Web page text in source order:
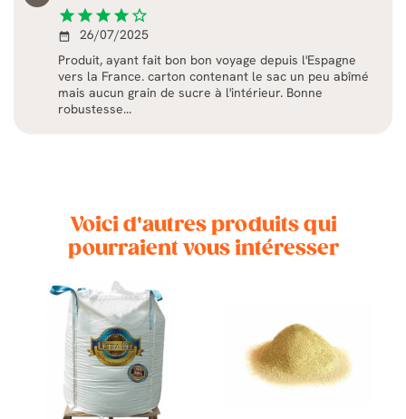
star star star star star_border
date_range
26/07/2025
Produit, ayant fait bon bon voyage depuis l'Espagne
vers la France. carton contenant le sac un peu abîmé
mais aucun grain de sucre à l'intérieur. Bonne
robustesse...
Voici d'autres produits qui
pourraient vous intéresser